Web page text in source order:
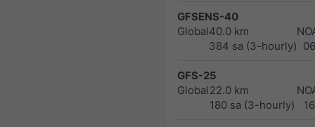
GFSENS-40
Global40.0 km
384 sa (3-hourly)
GFS-25
Global22.0 km
180 sa (3-hourly)